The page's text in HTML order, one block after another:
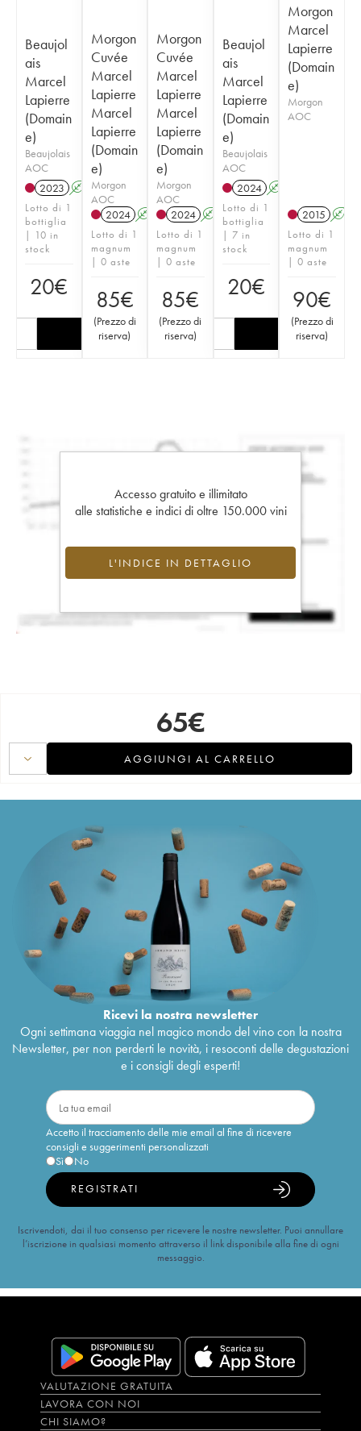
Beaujol
ais
Marcel
Lapierre
(Domain
e)
Beaujolais
AOC
2023 A S
Lotto di 1
bottiglia
| 10 in
stock
20€
Morgon
Cuvée
Marcel
Lapierre
Marcel
Lapierre
(Domain
e)
Morgon
AOC
2024 A S
Lotto di 1
magnum
| 0 aste
85€
(Prezzo di
riserva)
Morgon
Cuvée
Marcel
Lapierre
Marcel
Lapierre
(Domain
e)
Morgon
AOC
2024 A S
Lotto di 1
magnum
| 0 aste
85€
(Prezzo di
riserva)
Beaujol
ais
Marcel
Lapierre
(Domain
e)
Beaujolais
AOC
2024 A
Lotto di 1
bottiglia
| 7 in
stock
20€
Morgon
Marcel
Lapierre
(Domain
e)
Morgon
AOC
2015 A
Lotto di 1
magnum
| 0 aste
90€
(Prezzo di
riserva)
Accesso gratuito e illimitato
alle statistiche e indici di oltre 150.000 vini
L'INDICE IN DETTAGLIO
65€
AGGIUNGI AL CARRELLO
Ricevi la nostra newsletter
Ogni settimana viaggia nel magico mondo del vino con la nostra
Newsletter, per non perderti le novità, i resoconti delle degustazioni
e i consigli degli esperti!
Accetto il tracciamento delle mie email al fine di ricevere
consigli e suggerimenti personalizzati
Sì
No
REGISTRATI
Iscrivendoti, dai il tuo consenso per ricevere le nostre newsletter. Puoi annullare
l’iscrizione in qualsiasi momento attraverso il link disponibile alla fine di ogni
messaggio.
VALUTAZIONE GRATUITA
LAVORA CON NOI
CHI SIAMO?